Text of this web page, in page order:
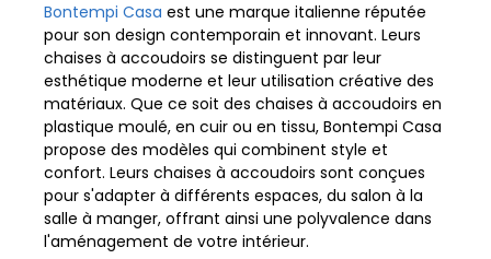
Bontempi Casa est une marque italienne réputée
pour son design contemporain et innovant. Leurs
chaises à accoudoirs se distinguent par leur
esthétique moderne et leur utilisation créative des
matériaux. Que ce soit des chaises à accoudoirs en
plastique moulé, en cuir ou en tissu, Bontempi Casa
propose des modèles qui combinent style et
confort. Leurs chaises à accoudoirs sont conçues
pour s'adapter à différents espaces, du salon à la
salle à manger, offrant ainsi une polyvalence dans
l'aménagement de votre intérieur.